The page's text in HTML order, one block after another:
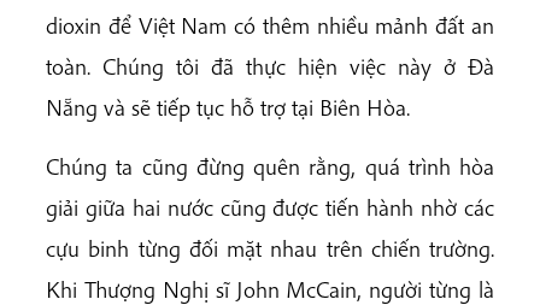
dioxin để Việt Nam có thêm nhiều mảnh đất an
toàn. Chúng tôi đã thực hiện việc này ở Đà
Nẵng và sẽ tiếp tục hỗ trợ tại Biên Hòa.
Chúng ta cũng đừng quên rằng, quá trình hòa
giải giữa hai nước cũng được tiến hành nhờ các
cựu binh từng đối mặt nhau trên chiến trường.
Khi Thượng Nghị sĩ John McCain, người từng là